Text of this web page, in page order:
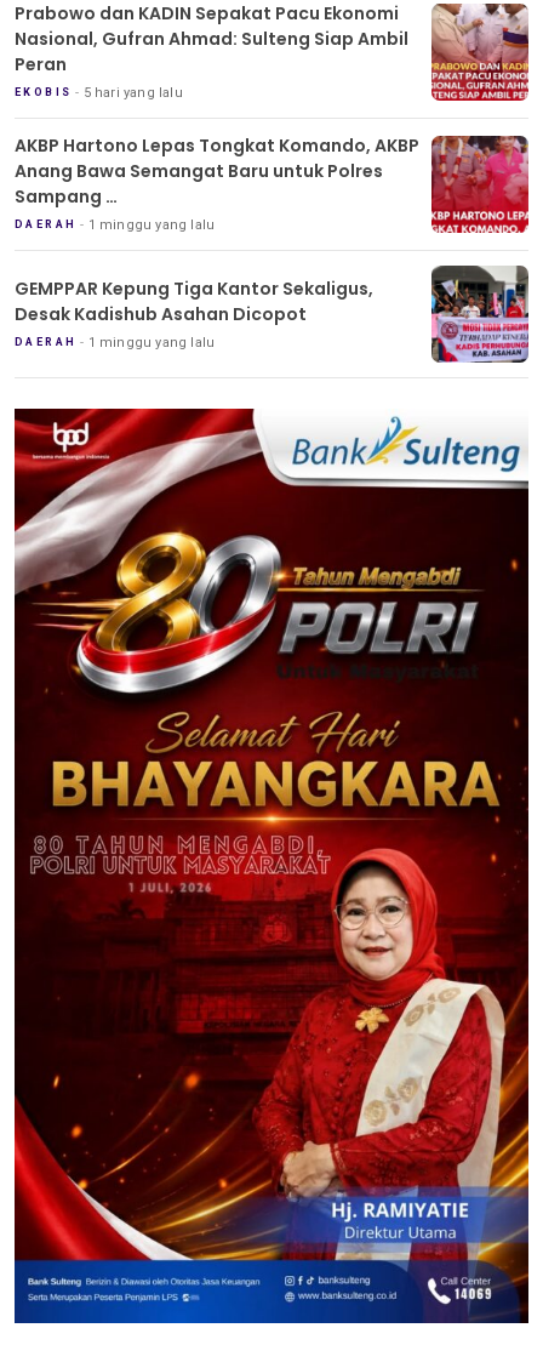
Prabowo dan KADIN Sepakat Pacu Ekonomi
Nasional, Gufran Ahmad: Sulteng Siap Ambil
Peran
EKOBIS 5 hari yang lalu
AKBP Hartono Lepas Tongkat Komando, AKBP
Anang Bawa Semangat Baru untuk Polres
Sampang
Tradisi Pedang Pora Iringi Sertijab Kapolres
Sampang
DAERAH 1 minggu yang lalu
GEMPPAR Kepung Tiga Kantor Sekaligus,
Desak Kadishub Asahan Dicopot
DAERAH 1 minggu yang lalu